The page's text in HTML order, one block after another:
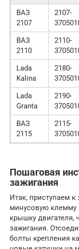
ВАЗ
2107
2107-
ВАЗ
2110
2110-
Lada
Kalina
2180-
Lada
Granta
2190-
ВАЗ
2115
2115-
Пошаговая
зажигания
Итак, приступаем
минусовую клемму
крышку двигателя,
зажигания.
болты крепления